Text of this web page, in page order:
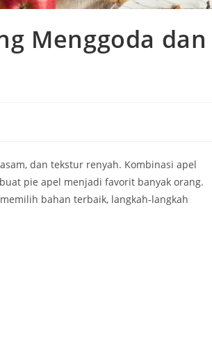
Menggoda dan
dan tekstur renyah. Kombinasi apel
pie apel menjadi favorit banyak orang.
bahan terbaik, langkah-langkah